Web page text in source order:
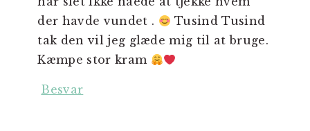
der havde vundet .
Tusind Tusind
tak den vil jeg glæde mig til at bruge.
Kæmpe stor kram
Besvar